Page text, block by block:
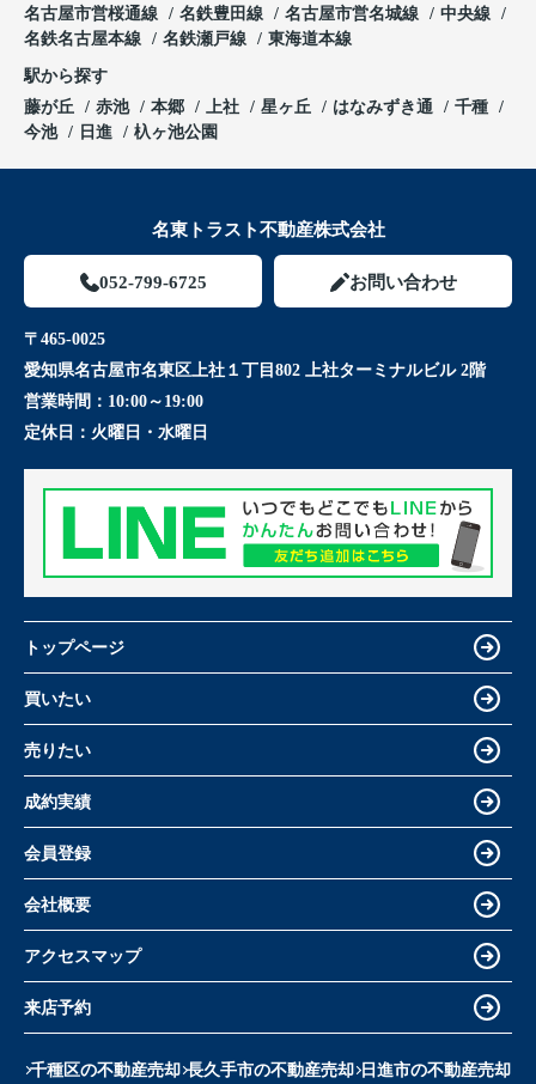
名古屋市営桜通線
名鉄豊田線 名古屋市営名城線
中央線
名鉄名古屋本線
名鉄瀬戸線 東海道本線
駅から探す
藤が丘
赤池 本郷 上社 星ヶ丘 はなみずき通
千種
今池
日進 杁ヶ池公園
名東トラスト不動産株式会社
052-799-6725 お問い合わせ
〒465-0025
愛知県名古屋市名東区上社１丁目802 上社ターミナルビル 2階
営業時間： 10:00～19:00
定休日： 火曜日・水曜日
トップページ
買いたい
売りたい
成約実績
会員登録
会社概要
アクセスマップ
来店予約
千種区の不動産売却 長久手市の不動産売却 日進市の不動産売却